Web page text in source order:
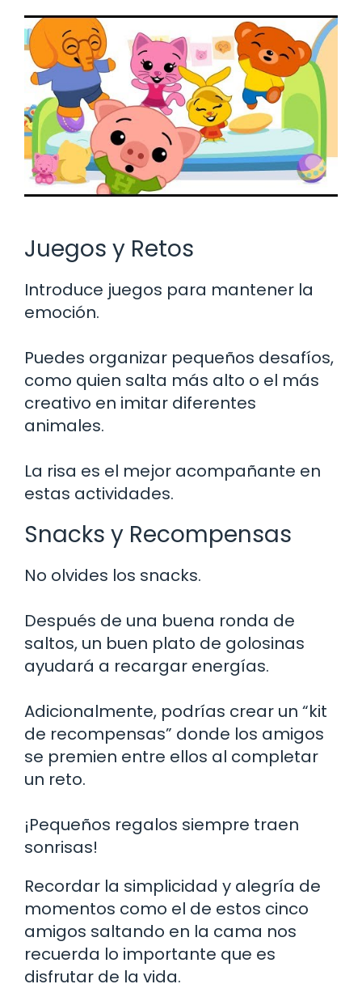
Juegos y Retos
Introduce juegos para mantener la
emoción.
Puedes organizar pequeños desafíos,
como quien salta más alto o el más
creativo en imitar diferentes
animales.
La risa es el mejor acompañante en
estas actividades.
Snacks y Recompensas
No olvides los snacks.
Después de una buena ronda de
saltos, un buen plato de golosinas
ayudará a recargar energías.
Adicionalmente, podrías crear un “kit
de recompensas” donde los amigos
se premien entre ellos al completar
un reto.
¡Pequeños regalos siempre traen
sonrisas!
Recordar la simplicidad y alegría de
momentos como el de estos cinco
amigos saltando en la cama nos
recuerda lo importante que es
disfrutar de la vida.